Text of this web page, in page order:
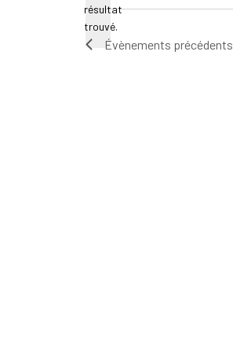
Notice
résultat
trouvé.
Évènements précédents